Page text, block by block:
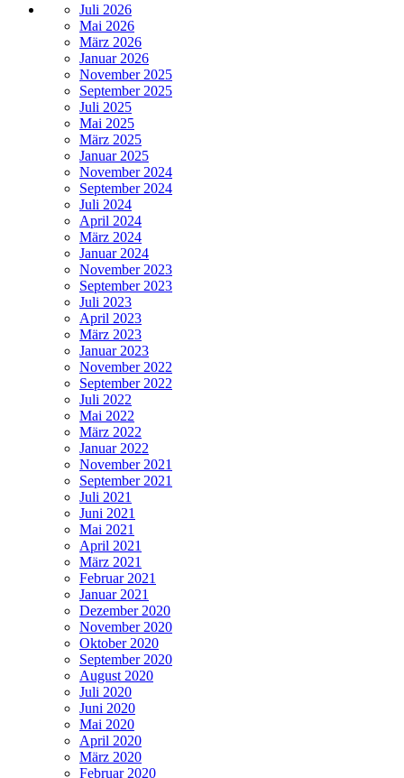
Juli 2026
Mai 2026
März 2026
Januar 2026
November 2025
September 2025
Juli 2025
Mai 2025
März 2025
Januar 2025
November 2024
September 2024
Juli 2024
April 2024
März 2024
Januar 2024
November 2023
September 2023
Juli 2023
April 2023
März 2023
Januar 2023
November 2022
September 2022
Juli 2022
Mai 2022
März 2022
Januar 2022
November 2021
September 2021
Juli 2021
Juni 2021
Mai 2021
April 2021
März 2021
Februar 2021
Januar 2021
Dezember 2020
November 2020
Oktober 2020
September 2020
August 2020
Juli 2020
Juni 2020
Mai 2020
April 2020
März 2020
Februar 2020